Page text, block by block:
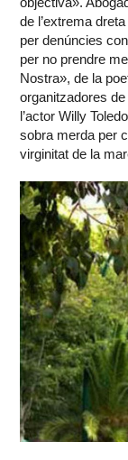
de l’extrema
per denúncies
per no prendre
Nostra», de la
organitzadores
l’actor Willy
sobra merda per
virginitat de la